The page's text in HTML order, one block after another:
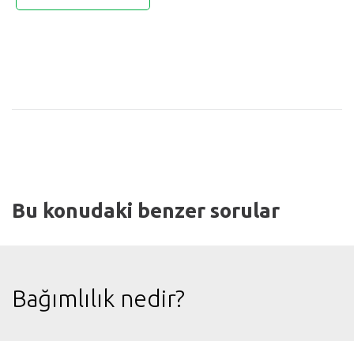
Bu konudaki benzer sorular
Bağımlılık nedir?